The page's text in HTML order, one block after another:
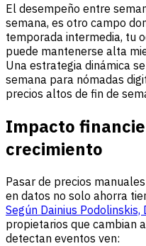
El desempeño entre
semana, es otro campo
temporada intermedia, tu
puede mantenerse alta
Una estrategia dinámica
semana para nómadas
precios altos de fin de
Impacto
crecimiento
Pasar de precios
en datos no solo ahorra
Según Dainius
propietarios que cambian
detectan eventos ven: